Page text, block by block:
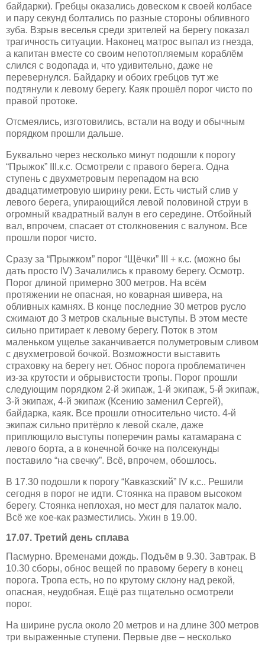
байдарки). Гребцы оказались довеском к своей колбасе
и пару секунд болтались по разные стороны обливного
зуба. Взрыв веселья среди зрителей на берегу показал
трагичность ситуации. Наконец матрос выпал из гнезда,
а капитан вместе со своим непотопляемым кораблём
слился с водопада и, что удивительно, даже не
перевернулся. Байдарку и обоих гребцов тут же
подтянули к левому берегу. Каяк прошёл порог чисто по
правой протоке.
Отсмеялись, изготовились, встали на воду и обычным
порядком прошли дальше.
Буквально через несколько минут подошли к порогу
“Прыжок” III.к.с. Осмотрели с правого берега. Одна
ступень с двухметровым перепадом на всю
двадцатиметровую ширину реки. Есть чистый слив у
левого берега, упирающийся левой половиной струи в
огромный квадратный валун в его середине. Отбойный
вал, впрочем, спасает от столкновения с валуном. Все
прошли порог чисто.
Сразу за “Прыжком” порог “Щёчки” III + к.с. (можно бы
дать просто IV) Зачалились к правому берегу. Осмотр.
Порог длиной примерно 300 метров. На всём
протяжении не опасная, но коварная шивера, на
обливных камнях. В конце последние 30 метров русло
сжимают до 3 метров скальные выступы. В этом месте
сильно притирает к левому берегу. Поток в этом
маленьком ущелье заканчивается полуметровым сливом
с двухметровой бочкой. Возможности выставить
страховку на берегу нет. Обнос порога проблематичен
из-за крутости и обрывистости тропы. Порог прошли
следующим порядком 2-й экипаж, 1-й экипаж, 5-й экипаж,
3-й экипаж, 4-й экипаж (Ксению заменил Сергей),
байдарка, каяк. Все прошли относительно чисто. 4-й
экипаж сильно притёрло к левой скале, даже
приплющило выступы поперечин рамы катамарана с
левого борта, а в конечной бочке на полсекунды
поставило “на свечку”. Всё, впрочем, обошлось.
В 17.30 подошли к порогу “Кавказский” IV к.с.. Решили
сегодня в порог не идти. Стоянка на правом высоком
берегу. Стоянка неплохая, но мест для палаток мало.
Всё же кое-как разместились. Ужин в 19.00.
17.07. Третий день сплава
Пасмурно. Временами дождь. Подъём в 9.30. Завтрак. В
10.30 сборы, обнос вещей по правому берегу в конец
порога. Тропа есть, но по крутому склону над рекой,
опасная, неудобная. Ещё раз тщательно осмотрели
порог.
На ширине русла около 20 метров и на длине 300 метров
три выраженные ступени. Первые две – несколько